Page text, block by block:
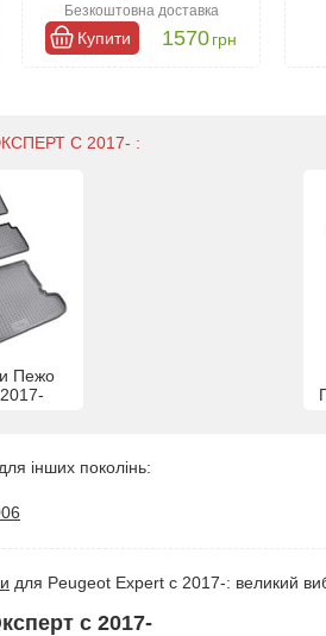
Безкоштовна доставка
Купити 1570грн
С 2017- :
Пежо
інших поколінь:
для Peugeot Expert с 2017-: великий
с 2017-